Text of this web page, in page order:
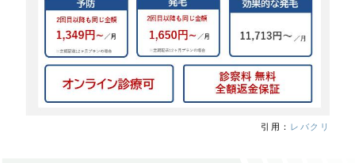
引用： レバクリ